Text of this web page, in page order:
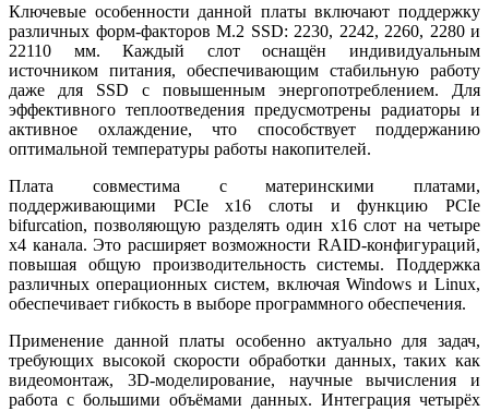
Ключевые особенности данной платы включают поддержку
различных форм-факторов M.2 SSD: 2230, 2242, 2260, 2280 и
22110 мм. Каждый слот оснащён индивидуальным
источником питания, обеспечивающим стабильную работу
даже для SSD с повышенным энергопотреблением. Для
эффективного теплоотведения предусмотрены радиаторы и
активное охлаждение, что способствует поддержанию
оптимальной температуры работы накопителей.
Плата совместима с материнскими платами,
поддерживающими PCIe x16 слоты и функцию PCIe
bifurcation, позволяющую разделять один x16 слот на четыре
x4 канала. Это расширяет возможности RAID-конфигураций,
повышая общую производительность системы. Поддержка
различных операционных систем, включая Windows и Linux,
обеспечивает гибкость в выборе программного обеспечения.
Применение данной платы особенно актуально для задач,
требующих высокой скорости обработки данных, таких как
видеомонтаж, 3D-моделирование, научные вычисления и
работа с большими объёмами данных. Интеграция четырёх